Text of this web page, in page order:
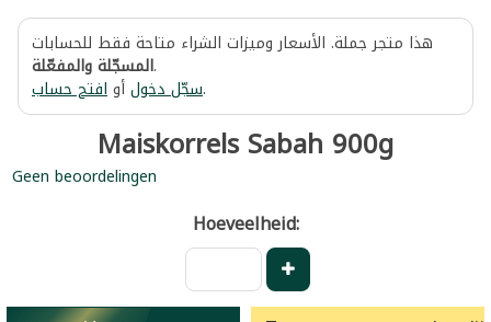
هذا متجر جملة. الأسعار وميزات الشراء متاحة فقط للحسابات
المسجّلة والمفعّلة.
سجّل دخولأوافتح حساب .
Maiskorrels Sabah 900g
Geen beoordelingen
Hoeveelheid: